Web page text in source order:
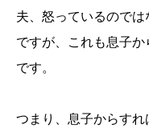
夫、怒っているので
ですが、これも息子
です。
つまり、息子からす